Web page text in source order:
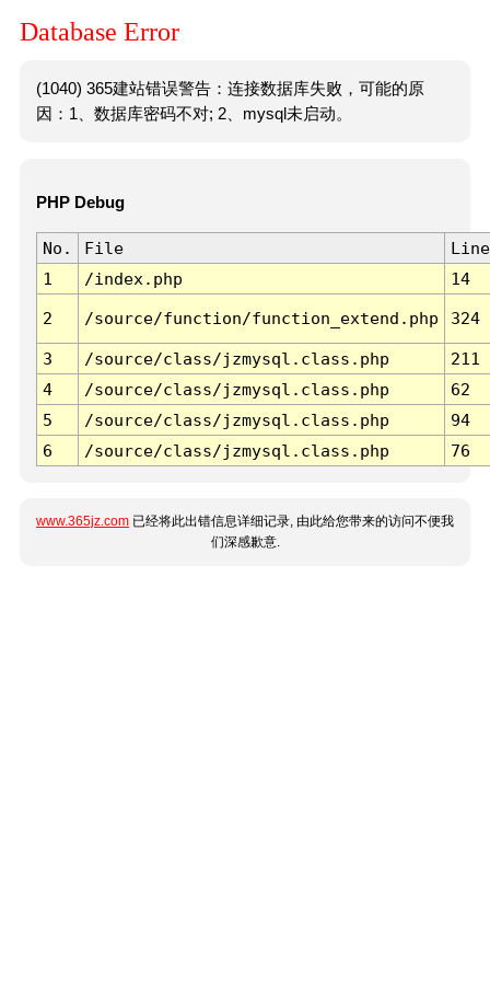
Database Error
(1040) 365建站错误警告：连接数据库失败，可能的原
因：1、数据库密码不对; 2、mysql未启动。
PHP Debug
No. File
Line
1
/index.php 14
2 /source/function/function_extend.php 324
3 /source/class/jzmysql.class.php
211
4
/source/class/jzmysql.class.php
62
5
/source/class/jzmysql.class.php
94
6
/source/class/jzmysql.class.php 76
www.365jz.com 已经将此出错信息详细记录, 由此给您带来的访问不便我
们深感歉意.